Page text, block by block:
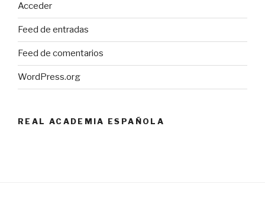
Acceder
Feed de entradas
Feed de comentarios
WordPress.org
REAL ACADEMIA ESPAÑOLA